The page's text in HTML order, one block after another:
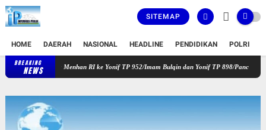
SITEMAP
HOME DAERAH NASIONAL HEADLINE PENDIDIKAN POLRI
BREAKING
NEWS Kodam XIX Tuanku Tambusai Sambut Kunjungan Kerja Menhan RI